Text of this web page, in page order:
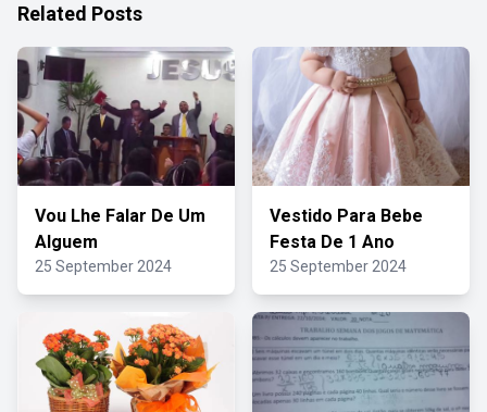
Related Posts
Vou Lhe Falar De Um
Alguem
25 September 2024
Vestido Para Bebe
Festa De 1 Ano
25 September 2024